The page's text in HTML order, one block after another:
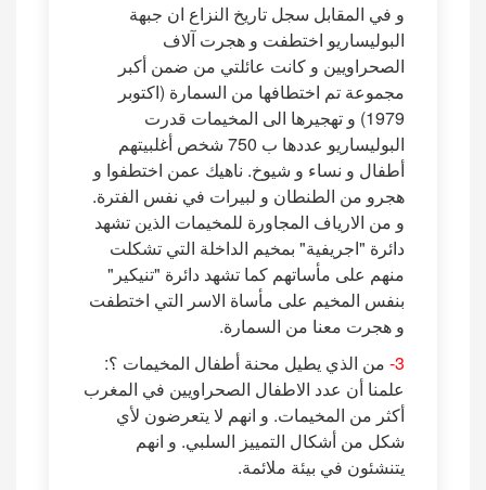
و في المقابل سجل تاريخ النزاع ان جبهة
البوليساريو اختطفت و هجرت آلاف
الصحراويين و كانت عائلتي من ضمن أكبر
مجموعة تم اختطافها من السمارة (اكتوبر
1979) و تهجيرها الى المخيمات قدرت
البوليساريو عددها ب 750 شخص أغلبيتهم
أطفال و نساء و شيوخ. ناهيك عمن اختطفوا و
هجرو من الطنطان و لبيرات في نفس الفترة.
و من الارياف المجاورة للمخيمات الذين تشهد
دائرة "اجريفية" بمخيم الداخلة التي تشكلت
منهم على مأساتهم كما تشهد دائرة "تنيكير"
بنفس المخيم على مأساة الاسر التي اختطفت
و هجرت معنا من السمارة.
3- من الذي يطيل محنة أطفال المخيمات ؟:
علمنا أن عدد الاطفال الصحراويين في المغرب
أكثر من المخيمات. و انهم لا يتعرضون لأي
شكل من أشكال التمييز السلبي. و انهم
يتنشئون في بيئة ملائمة.